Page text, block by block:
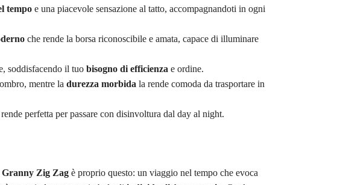
tempoe una piacevole sensazione al tatto, accompagnandoti in ogni
che rende la borsa riconoscibile e amata, capace di illuminare
soddisfacendo il tuo bisogno di efficienza e ordine.
mentre la durezza morbida la rende comoda da trasportare in
perfetta per passare con disinvoltura dal day al night.
Granny Zig Zagè proprio questo: un viaggio nel tempo che evoca